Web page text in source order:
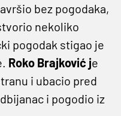
bez pogodaka,
nekoliko
pogodak stigao je
Roko Brajković je
i ubacio pred
i pogodio iz